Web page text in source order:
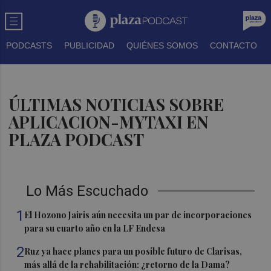
PODCASTS PUBLICIDAD QUIÉNES SOMOS CONTACTO
ÚLTIMAS NOTICIAS SOBRE
APLICACION-MYTAXI EN
PLAZA PODCAST
Lo Más Escuchado
1 El Hozono Jairis aún necesita un par de incorporaciones
para su cuarto año en la LF Endesa
2Ruz ya hace planes para un posible futuro de Clarisas,
más allá de la rehabilitación: ¿retorno de la Dama?